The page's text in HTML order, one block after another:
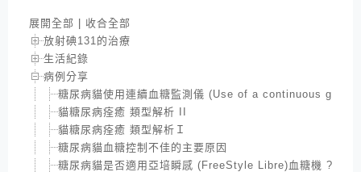
展開全部
收合全部
放射碘131的治療
生活紀錄
病例分享
糖尿病貓使用連續血糖監測儀 (Use of a continuous
貓糖尿病痊癒 類型解析 II
貓糖尿病痊癒 類型解析Ｉ
糖尿病貓血糖控制不佳的主要原因
糖尿病貓是否適用亞培瞬感 (FreeStyle Libre)血糖機 ?